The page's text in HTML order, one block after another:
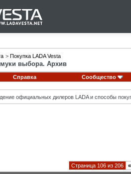
> Покупка LADA Vesta
муки выбора. Архив
Справка Сообщество
официальных дилеров LADA и способы
Страница 106 из 206 «